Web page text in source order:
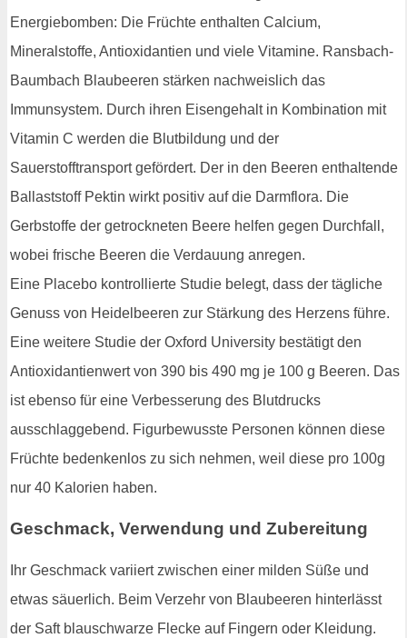
Energiebomben: Die Früchte enthalten Calcium,
Mineralstoffe, Antioxidantien und viele Vitamine. Ransbach-
Baumbach Blaubeeren stärken nachweislich das
Immunsystem. Durch ihren Eisengehalt in Kombination mit
Vitamin C werden die Blutbildung und der
Sauerstofftransport gefördert. Der in den Beeren enthaltende
Ballaststoff Pektin wirkt positiv auf die Darmflora. Die
Gerbstoffe der getrockneten Beere helfen gegen Durchfall,
wobei frische Beeren die Verdauung anregen.
Eine Placebo kontrollierte Studie belegt, dass der tägliche
Genuss von Heidelbeeren zur Stärkung des Herzens führe.
Eine weitere Studie der Oxford University bestätigt den
Antioxidantienwert von 390 bis 490 mg je 100 g Beeren. Das
ist ebenso für eine Verbesserung des Blutdrucks
ausschlaggebend. Figurbewusste Personen können diese
Früchte bedenkenlos zu sich nehmen, weil diese pro 100g
nur 40 Kalorien haben.
Geschmack, Verwendung und Zubereitung
Ihr Geschmack variiert zwischen einer milden Süße und
etwas säuerlich. Beim Verzehr von Blaubeeren hinterlässt
der Saft blauschwarze Flecke auf Fingern oder Kleidung.